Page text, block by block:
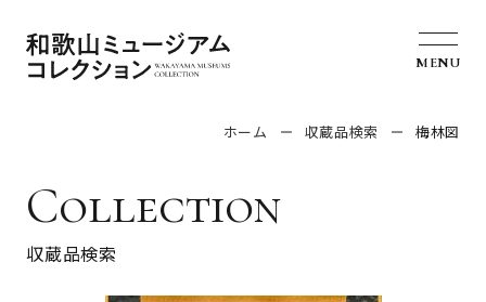
MENU
ホーム 収蔵品検索 梅林図
Collection
収蔵品検索